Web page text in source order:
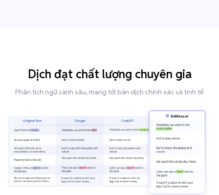
Dịch đạt chất lượng chuyên gia
Phân tích ngữ cảnh sâu, mang tới bản dịch chính xác và tinh tế